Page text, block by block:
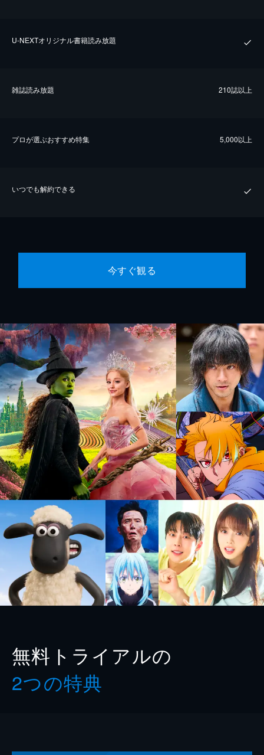
U-NEXTオリジナル書籍読み放題
雑誌読み放題 210誌以上
プロが選ぶおすすめ特集 5,000以上
いつでも解約できる
今すぐ観る
無料トライアルの
2つの特典